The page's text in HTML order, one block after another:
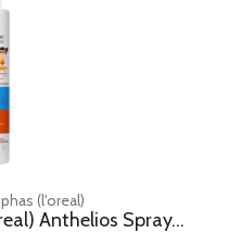
(l'oreal)
Anthelios Spray...